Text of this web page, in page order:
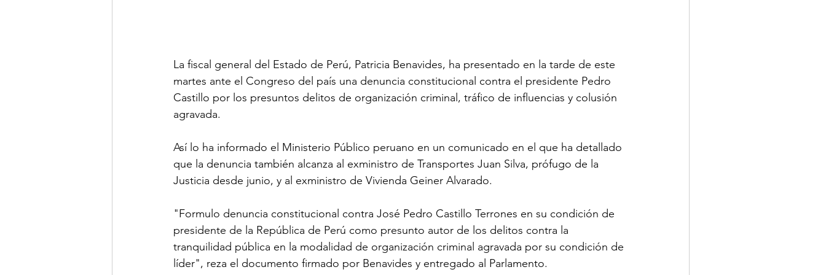
La fiscal general del Estado de Perú, Patricia Benavides, ha presentado en la tarde de este
martes ante el Congreso del país una denuncia constitucional contra el presidente Pedro
Castillo por los presuntos delitos de organización criminal, tráfico de influencias y colusión
agravada.
Así lo ha informado el Ministerio Público peruano en un comunicado en el que ha detallado
que la denuncia también alcanza al exministro de Transportes Juan Silva, prófugo de la
Justicia desde junio, y al exministro de Vivienda Geiner Alvarado.
"Formulo denuncia constitucional contra José Pedro Castillo Terrones en su condición de
presidente de la República de Perú como presunto autor de los delitos contra la
tranquilidad pública en la modalidad de organización criminal agravada por su condición de
líder", reza el documento firmado por Benavides y entregado al Parlamento.